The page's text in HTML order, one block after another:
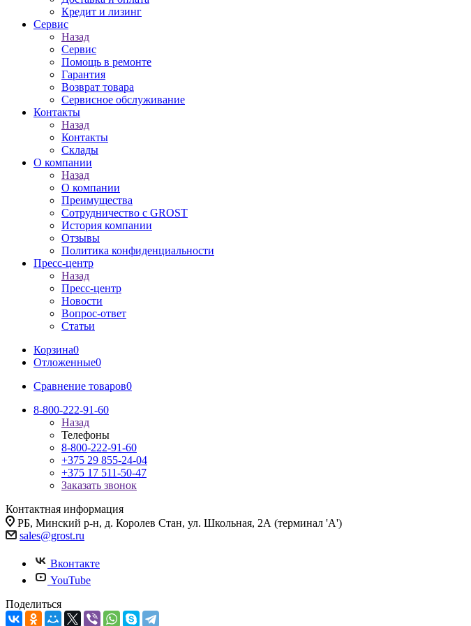
Кредит и лизинг
Сервис
Назад
Сервис
Помощь в ремонте
Гарантия
Возврат товара
Сервисное обслуживание
Контакты
Назад
Контакты
Склады
О компании
Назад
О компании
Преимущества
Сотрудничество с GROST
История компании
Отзывы
Политика конфиденциальности
Пресс-центр
Назад
Пресс-центр
Новости
Вопрос-ответ
Статьи
Корзина0
Отложенные0
Сравнение товаров0
8-800-222-91-60
Назад
Телефоны
8-800-222-91-60
+375 29 855-24-04
+375 17 511-50-47
Заказать звонок
Контактная информация
РБ, Минский р-н, д. Королев Стан, ул. Школьная, 2А (терминал 'А')
sales@grost.ru
Вконтакте
YouTube
Поделиться